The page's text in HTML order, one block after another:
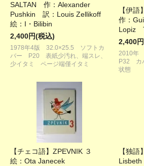
SALTAN 作：Alexander
Pushkin 訳：Louis Zellikoff
絵：I・Bilibin
2,400円(税込)
1978年4版 32.0×25.5 ソフトカ
バー P20 表紙少汚れ、端スレ、
少イタミ ページ端僅イタミ
【伊
作：
Lopiz
2,400
2010年
P32 カ
状態
【チェコ語】ZPEVNIK ３
絵：Ota Janecek
【独